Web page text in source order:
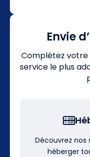
Envie
Complétez
service le plus
Découvrez
héberger